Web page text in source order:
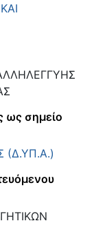
ως σημείο
(Δ.ΥΠ.Α.)